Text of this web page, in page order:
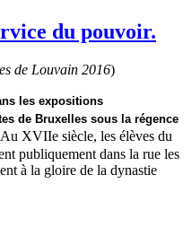
du pouvoir.
de Louvain 2016)
les expositions
de Bruxelles sous la régence
Au XVIIe siècle, les élèves du
publiquement dans la rue les
à la gloire de la dynastie